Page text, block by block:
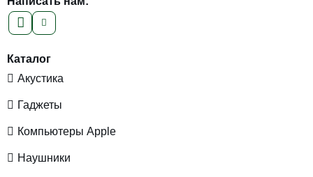
Каталог
Акустика
Гаджеты
Компьютеры Apple
Наушники